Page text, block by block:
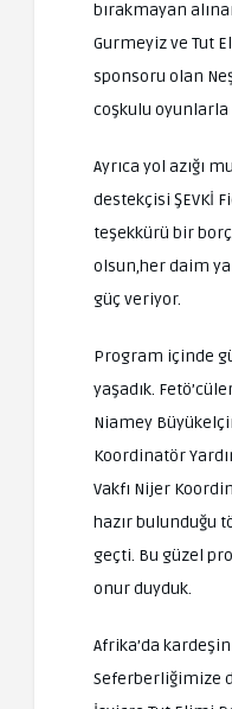
bırakmayan
Gurmeyiz ve Tut
sponsoru olan
coşkulu
Ayrıca yol azığı
destekçisi ŞEVKİ
teşekkürü bir
olsun,her daim
güç veriyor.
Program içinde
yaşadık.
Niamey
Koordinatör
Vakfı Nijer
hazır bulunduğu
geçti. Bu güzel
onur duyduk.
Afrika’da
Seferberliğimize